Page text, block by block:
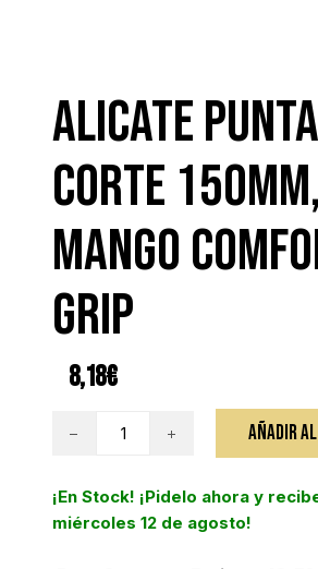
ALICATE
CORTE 150MM,
MANGO
GRIP
8,18€
ALICATE
CORTE
150MM,
AÑADIR
¡En Stock! ¡Pidelo ahora y
miércoles 12 de agosto!